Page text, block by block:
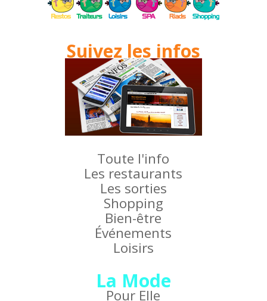
Suivez les infos
Toute l'info
Les restaurants
Les sorties
Shopping
Bien-être
Événements
Loisirs
La Mode
Pour Elle